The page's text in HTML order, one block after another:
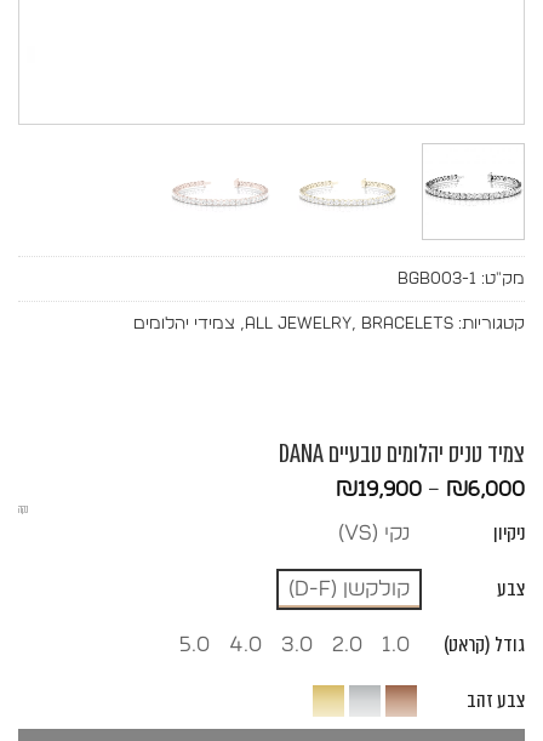
צמיד טניס יהלומים טבעיים DANA
₪6,000
–
₪19,900
עד
ניקיון נקי (vs)
צבע קולקשן (D-F)
גודל (קראט) 1.0
2.0
3.0
4.0
5.0
צבע זהב
נקה
מק"ט: BGB003-1
קטגוריות: All Jewelry, Bracelets
, צמידי יהלומים